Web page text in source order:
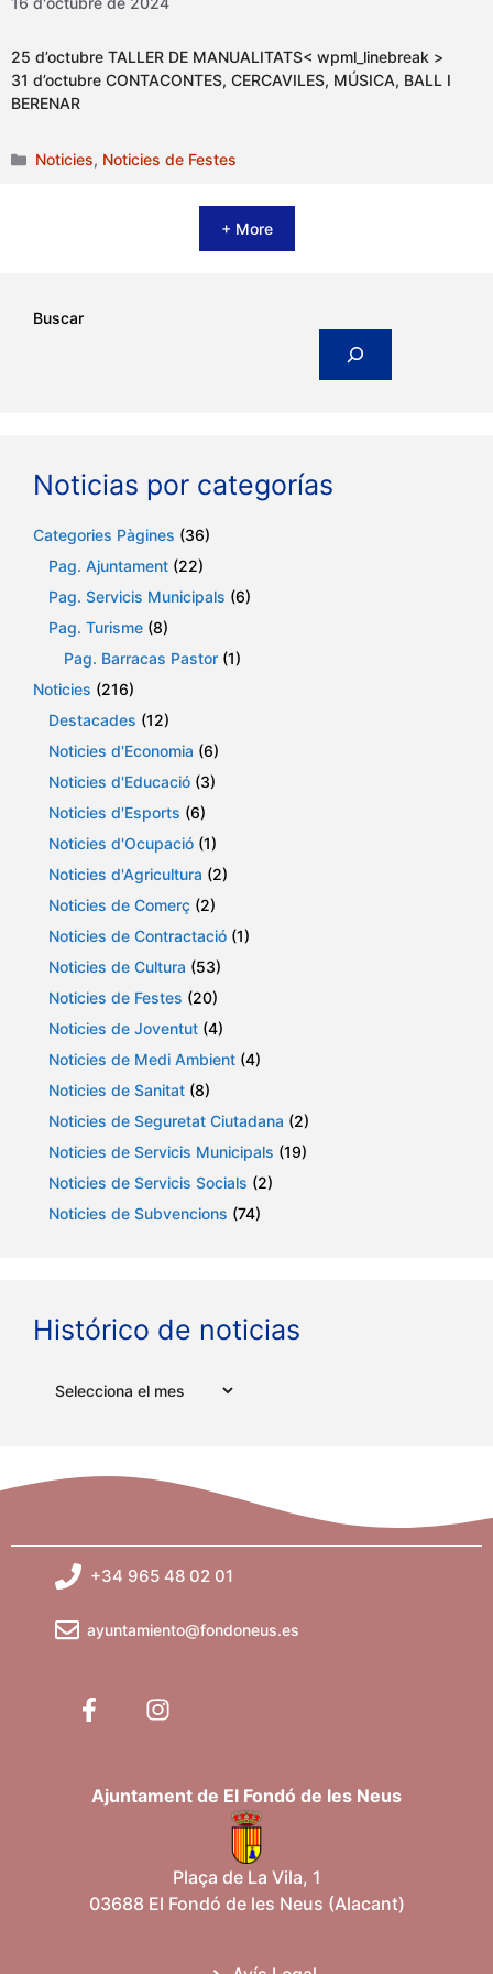
25 d’octubre TALLER DE MANUALITATS< wpml_linebreak >
31 d’octubre CONTACONTES, CERCAVILES, MÚSICA, BALL I
BERENAR
Categories
Noticies, Noticies de Festes
+ More
Buscar
Noticias por categorías
Categories Pàgines (36)
Pag. Ajuntament (22)
Pag. Servicis Municipals (6)
Pag. Turisme (8)
Pag. Barracas Pastor (1)
Noticies (216)
Destacades (12)
Noticies d'Economia (6)
Noticies d'Educació (3)
Noticies d'Esports (6)
Noticies d'Ocupació (1)
Noticies d'Agricultura (2)
Noticies de Comerç (2)
Noticies de Contractació (1)
Noticies de Cultura (53)
Noticies de Festes (20)
Noticies de Joventut (4)
Noticies de Medi Ambient (4)
Noticies de Sanitat (8)
Noticies de Seguretat Ciutadana (2)
Noticies de Servicis Municipals (19)
Noticies de Servicis Socials (2)
Noticies de Subvencions (74)
Histórico de noticias
+34 965 48 02 01
ayuntamiento@fondoneus.es
Ajuntament de El Fondó de les Neus
Plaça de La Vila, 1
03688 El Fondó de les Neus (Alacant)